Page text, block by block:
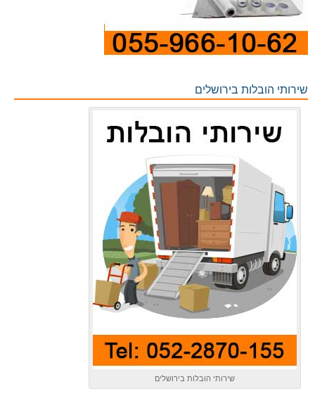
שירותי הובלות בירושלים
שירותי הובלות בירושלים